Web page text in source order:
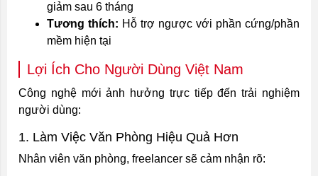
giảm sau 6 tháng
Tương thích: Hỗ trợ ngược với phần cứng/phần
mềm hiện tại
Lợi Ích Cho Người Dùng Việt Nam
Công nghệ mới ảnh hưởng trực tiếp đến trải nghiệm
người dùng:
1. Làm Việc Văn Phòng Hiệu Quả Hơn
Nhân viên văn phòng, freelancer sẽ cảm nhận rõ: